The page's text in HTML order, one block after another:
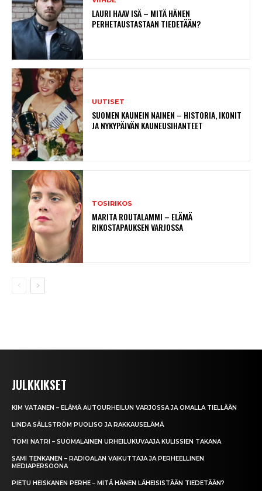
LAURI HAAV ISÄ – MITÄ HÄNEN
PERHETAUSTASTAAN TIEDETÄÄN?
UUTISET
SUOMEN KAUNEIN NAINEN – HISTORIA, IKONIT
JA NYKYPÄIVÄN KAUNEUSIHANTEET
TOSIRIKOS
MARITA ROUTALAMMI – ELÄMÄ
RIKOSTAPAUKSEN VARJOSSA
JULKKIKSET
KIM VATANEN – ELÄMÄ AUTOURHEILUN VARJOSSA JA OMALLA TIELLÄÄN
LINDA SÄLLSTRÖM PUOLISO JA RAKKAUSELÄMÄ
TOMI NATRI – SUOMALAINEN URHEILUKUVAAJA KULISSIEN TAKANA
SAMI TENKANEN – RADIOALAN VAIKUTTAJA JA PERHEELLINEN
MEDIAPERSOONA
PIETU HEISKANEN PERHE – MITÄ HÄNEN LÄHEISISTÄÄN TIEDETÄÄN?